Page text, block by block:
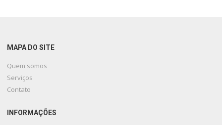
MAPA DO SITE
Quem somos
Serviços
Contato
INFORMAÇÕES